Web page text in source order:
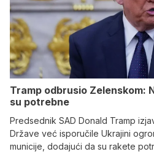
Tramp odbrusio Zelenskom:
su potrebne
Predsednik SAD Donald Tramp
Države već isporučile Ukrajini
municije, dodajući da su rakete